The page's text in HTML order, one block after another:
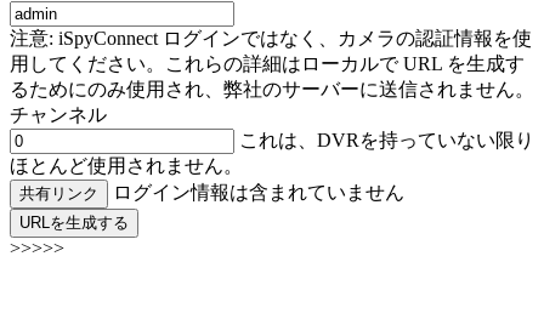
注意: iSpyConnect ログインではなく、カメラの認証情報を使
用してください。これらの詳細はローカルで URL を生成す
るためにのみ使用され、弊社のサーバーに送信されません。
チャンネル
これは、DVRを持っていない限り
ほとんど使用されません。
共有リンク ログイン情報は含まれていません
URLを生成する
>>>>>